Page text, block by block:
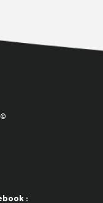
: